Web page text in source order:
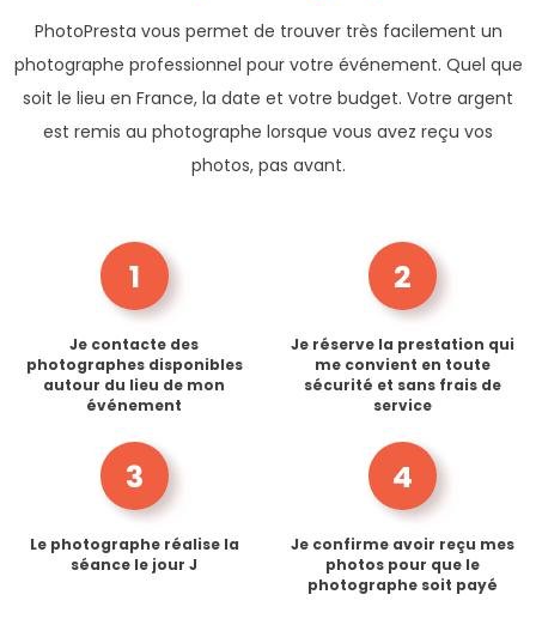
PhotoPresta vous permet de trouver très facilement un
photographe professionnel pour votre événement. Quel que
soit le lieu en France, la date et votre budget. Votre argent
est remis au photographe lorsque vous avez reçu vos
photos, pas avant.
1
Je contacte des
photographes disponibles
autour du lieu de mon
événement
2
Je réserve la prestation qui
me convient en toute
sécurité et sans frais de
service
3
Le photographe réalise la
séance le jour J
4
Je confirme avoir reçu mes
photos pour que le
photographe soit payé